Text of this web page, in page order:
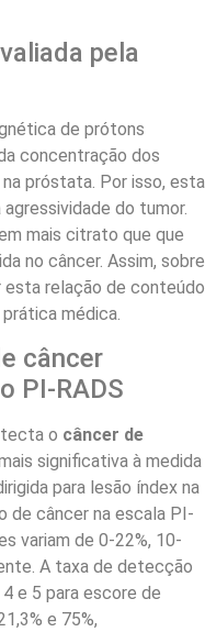
pela
de prótons
concentração dos
próstata. Por isso, esta
do tumor.
mais citrato que que
no câncer. Assim, sobre
relação de conteúdo
médica.
câncer
PI-RADS
o câncer de
significativa à medida
para lesão índex na
de câncer na escala PI-
variam de 0-22%, 10-
A taxa de detecção
e 5 para escore de
e 75%,